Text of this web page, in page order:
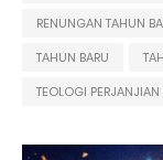
RENUNGAN TAHUN
TAHUN BARU
TEOLOGI PERJANJIAN